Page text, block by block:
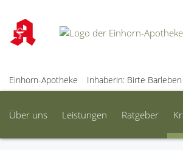
Einhorn-Apotheke Inhaberin: Birte Barleben
Über uns Leistungen Ratgeber